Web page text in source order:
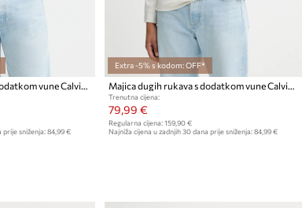
Majica dugih rukava s dodatkom vune Calvin Klein
prije sniženja: 84,99 €
Extra -5% s kodom: OFF*
Majica dugih rukava s dodatkom vune Calvin Klein
Trenutna cijena:
79,99 €
Regularna cijena: 159,90 €
Najniža cijena u zadnjih 30 dana prije sniženja: 84,99 €